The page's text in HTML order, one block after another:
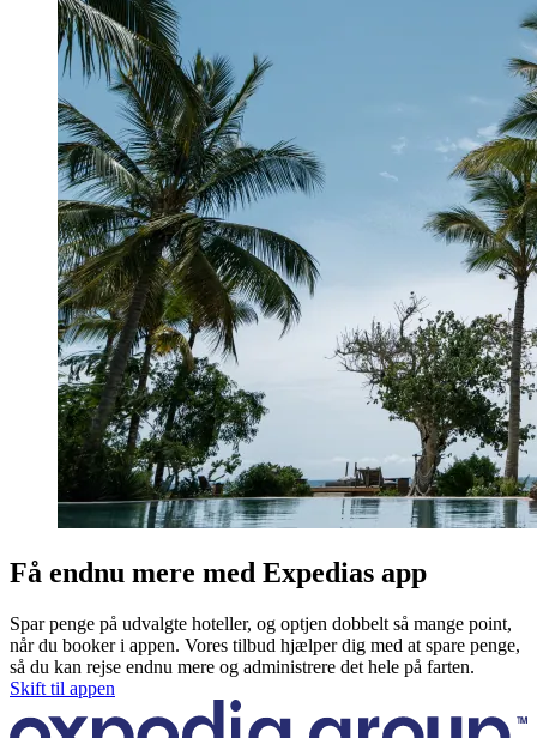
Få endnu mere med Expedias app
Spar penge på udvalgte hoteller, og optjen dobbelt så mange point,
når du booker i appen. Vores tilbud hjælper dig med at spare penge,
så du kan rejse endnu mere og administrere det hele på farten.
Skift til appen